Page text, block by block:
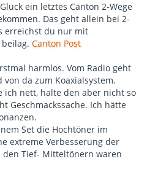
ein letztes Canton 2-Wege
Das geht allein bei 2-
erreichst du nur mit
Canton Post
harmlos. Vom Radio geht
da zum Koaxialsystem.
ich nett, halte den aber nicht so
Geschmackssache. Ich hätte
Set die Hochtöner im
extreme Verbesserung der
den Tief- Mitteltönern waren